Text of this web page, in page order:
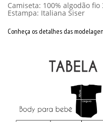
Camiseta: 100% algodão
Estampa: Italiana Siser
Conheça os detalhes das